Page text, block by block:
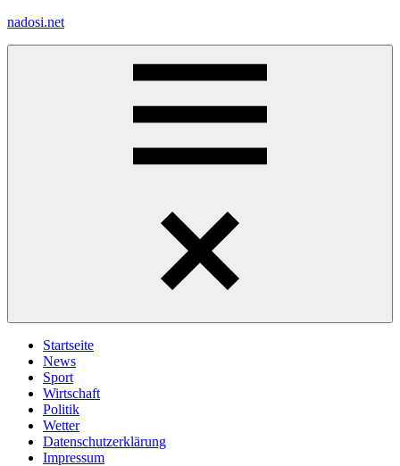
Zum
nadosi.net
Startseite
News
Sport
Wirtschaft
Politik
Wetter
Datenschutzerklärung
Impressum